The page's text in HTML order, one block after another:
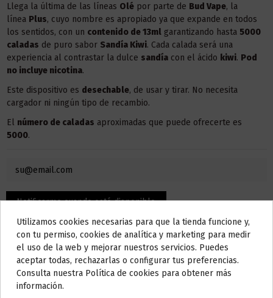
Llega la última de las líneas Olépor parte de Bud Vape, la
línea Plus, cuyo nombre es apropiado ya que expande en todos
los sentidos, con un contenido de 13mlgarantizando hasta 5000
caladas de puro sabor Sandía Kiwi. Cada calada será una
experiencia al contrastar la dulce sandíacon el ácido kiwi. Pod
no incluye nicotina.
Este dispositivo es desechable, de usar y tirar. No necesita
cargador ni ningún tipo de recambio.
El número de caladas aproximadas que puede ofrecerte es
5000.
Do not show again.
AVISO IMPORTANTE
Nos tomamos unos días
Utilizamos cookies necesarias para que la tienda funcione y,
con tu permiso, cookies de analítica y marketing para medir
el uso de la web y mejorar nuestros servicios. Puedes
aceptar todas, rechazarlas o configurar tus preferencias.
Consulta nuestra Política de cookies para obtener más
información.